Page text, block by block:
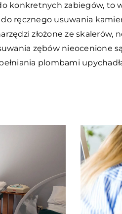
konkretnych zabiegów, to
ręcznego usuwania
złożone ze skalerów,
zębów nieocenione
plombami